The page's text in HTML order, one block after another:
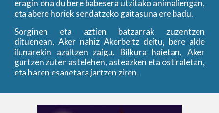
eragin ona du bere babesera utzitako animaliengan,
eta abere horiek sendatzeko gaitasuna ere badu.
Sorginen eta aztien batzarrak zuzentzen
dituenean, Aker nahiz Akerbeltz deitu, bere alde
ilunarekin azaltzen zaigu. Bilkura haietan, Aker
gurtzen zuten astelehen, asteazken eta ostiraletan,
eta haren esanetara jartzen ziren.